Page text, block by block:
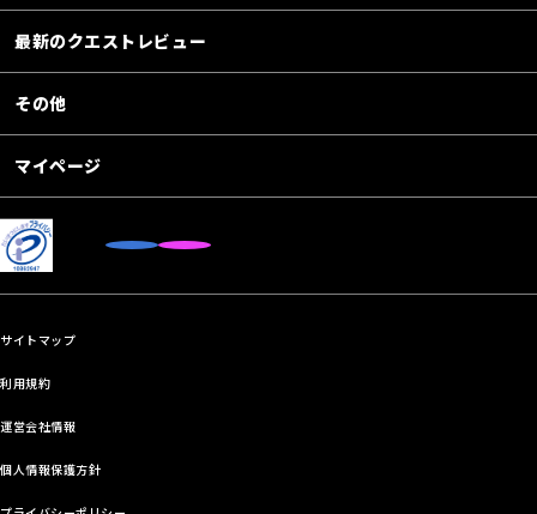
最新のクエストレビュー
その他
マイページ
サイトマップ
利用規約
運営会社情報
個人情報保護方針